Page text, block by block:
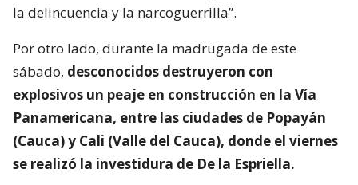
la delincuencia y la narcoguerrilla”.
Por otro lado, durante la madrugada de este
sábado, desconocidos destruyeron con
explosivos un peaje en construcción en la Vía
Panamericana, entre las ciudades de Popayán
(Cauca) y Cali (Valle del Cauca), donde el viernes
se realizó la investidura de De la Espriella.